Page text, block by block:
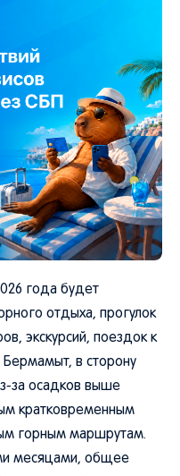
года будет
отдыха, прогулок
экскурсий, поездок к
в сторону
за осадков выше
кратковременным
горным маршрутам.
месяцами, общее